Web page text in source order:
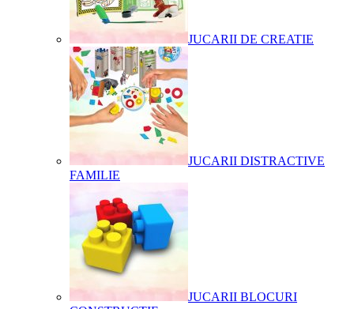
JUCARII DE CREATIE
JUCARII DISTRACTIVE
FAMILIE
JUCARII BLOCURI